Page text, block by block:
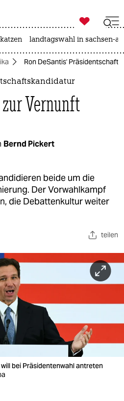
zahl ich
ich

taz zahl ich
katzen landtagswahl in sachsen-
Ron DeSantis'
Vernunft
Bernd Pickert
beide um die
Der Vorwahlkampf
die Debattenkultur weiter
teilen
bei Präsidentenwahl antreten